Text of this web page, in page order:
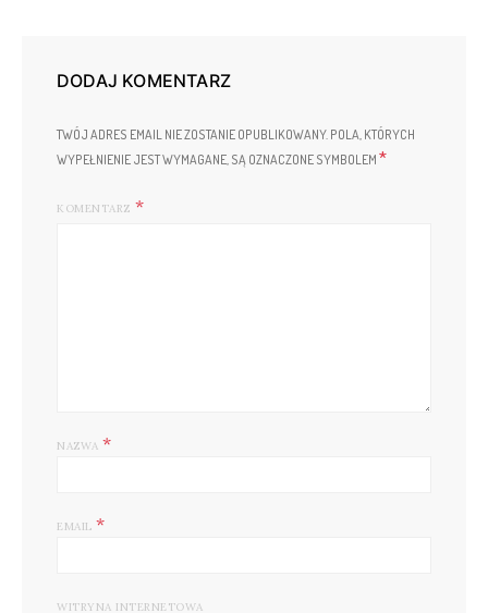
DODAJ KOMENTARZ
TWÓJ ADRES EMAIL NIE ZOSTANIE OPUBLIKOWANY. POLA, KTÓRYCH
WYPEŁNIENIE JEST WYMAGANE, SĄ OZNACZONE SYMBOLEM *
KOMENTARZ
NAZWA *
EMAIL *
WITRYNA INTERNETOWA